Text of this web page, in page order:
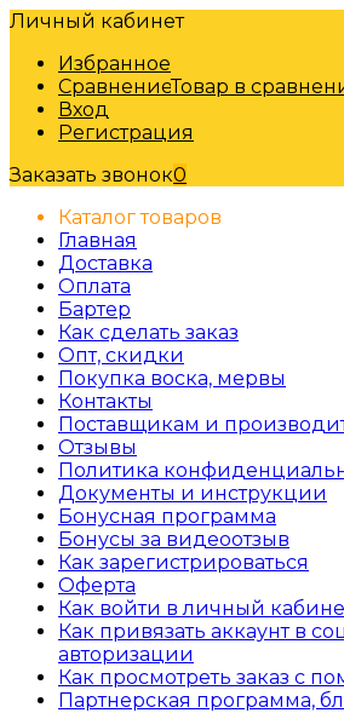
Личный кабинет
Избранное
СравнениеТовар в
Вход
Регистрация
Заказать звонок0
Каталог товаров
Главная
Доставка
Оплата
Бартер
Как сделать заказ
Опт, скидки
Покупка воска, мервы
Контакты
Поставщикам и
Отзывы
Политика
Документы и инструкции
Бонусная программа
Бонусы за видеоотзыв
Как зарегистрироваться
Оферта
Как войти в личный
Как привязать аккаунт в
авторизации
Как просмотреть заказ с
Партнерская программа,